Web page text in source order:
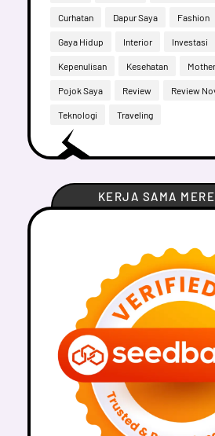
Curhatan Dapur Saya Fashion
Gaya Hidup Interior Investasi
Kepenulisan Kesehatan
Pojok Saya Review Review
Teknologi Traveling
KERJA SAMA